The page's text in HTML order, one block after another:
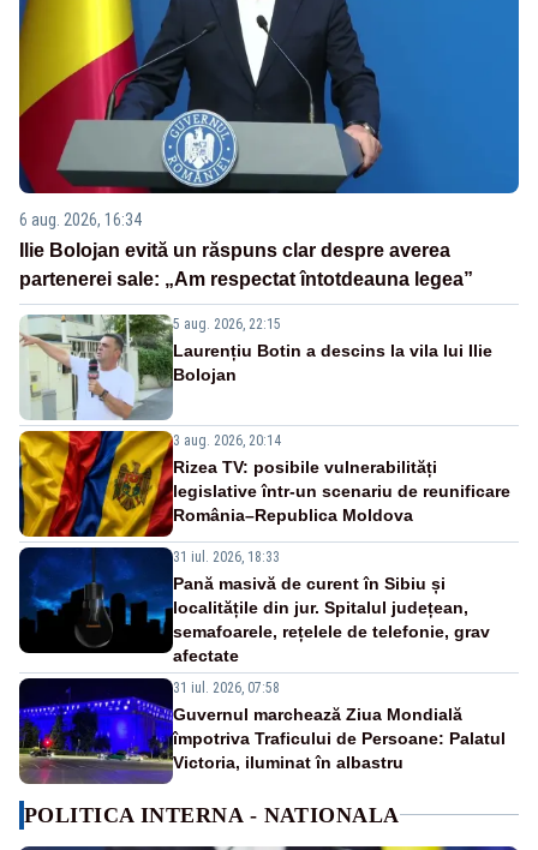
6 aug. 2026, 16:34
Ilie Bolojan evită un răspuns clar despre averea
partenerei sale: „Am respectat întotdeauna legea”
5 aug. 2026, 22:15
Laurențiu Botin a descins la vila lui Ilie
Bolojan
3 aug. 2026, 20:14
Rizea TV: posibile vulnerabilități
legislative într-un scenariu de reunificare
România–Republica Moldova
31 iul. 2026, 18:33
Pană masivă de curent în Sibiu și
localitățile din jur. Spitalul județean,
semafoarele, rețelele de telefonie, grav
afectate
31 iul. 2026, 07:58
Guvernul marchează Ziua Mondială
împotriva Traficului de Persoane: Palatul
Victoria, iluminat în albastru
POLITICA INTERNA - NATIONALA